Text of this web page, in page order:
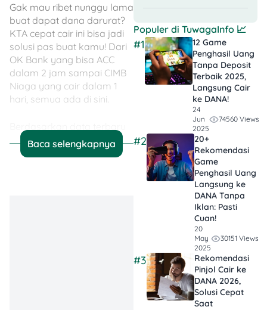
Gak mau ribet nunggu lama
buat dapat dana darurat?
KTA cepat cair ini bisa jadi
solusi pas buat kamu! Dari
OK Bank yang bisa ACC
dalam 2 jam sampai CIMB
Niaga yang cair dalam 1
hari, semua ada di sini.
dari Tuwaga, berikut daftar
19 KTA dengan pencairan
Nama
Lama
Waktu
Baca selengkapnya
Populer di TuwagaInfo 📈
#1
12 Game
Penghasil Uang
Tanpa Deposit
Terbaik 2025,
Langsung Cair
ke DANA!
24
Jun
2025
74560 Views
#2
20+
Rekomendasi
Game
Penghasil Uang
Langsung ke
DANA Tanpa
Iklan​: Pasti
Cuan!
20
May
2025
30151 Views
#3
Rekomendasi
Pinjol Cair ke
DANA 2026,
Solusi Cepat
Saat